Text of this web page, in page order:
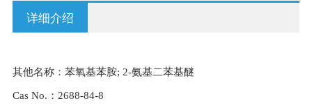
详细介绍
其他名称：苯氧基苯胺; 2-氨基二苯基醚
Cas No.：2688-84-8